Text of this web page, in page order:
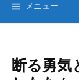
メニュー
断る勇気